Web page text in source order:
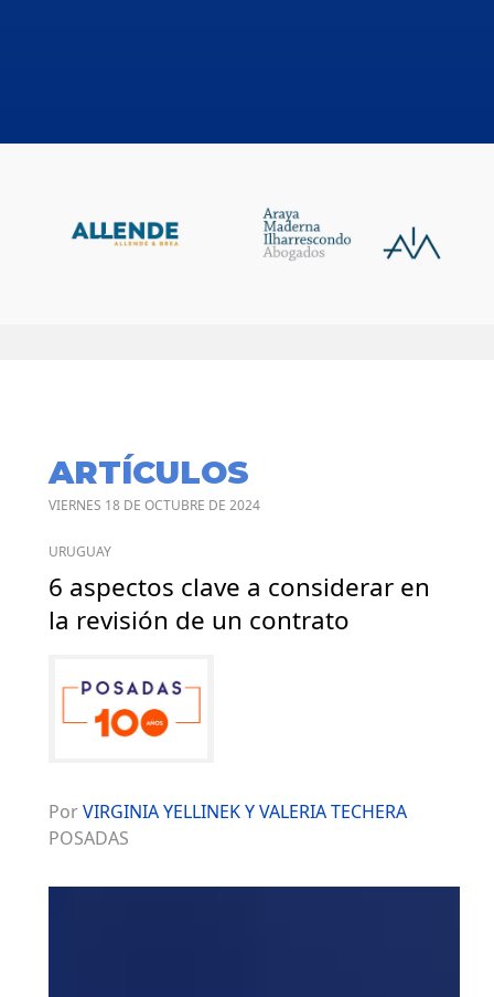
ARTÍCULOS
VIERNES 18 DE OCTUBRE DE 2024
URUGUAY
6 aspectos clave a considerar en
la revisión de un contrato
PorVIRGINIA YELLINEK Y VALERIA TECHERA
​POSADAS